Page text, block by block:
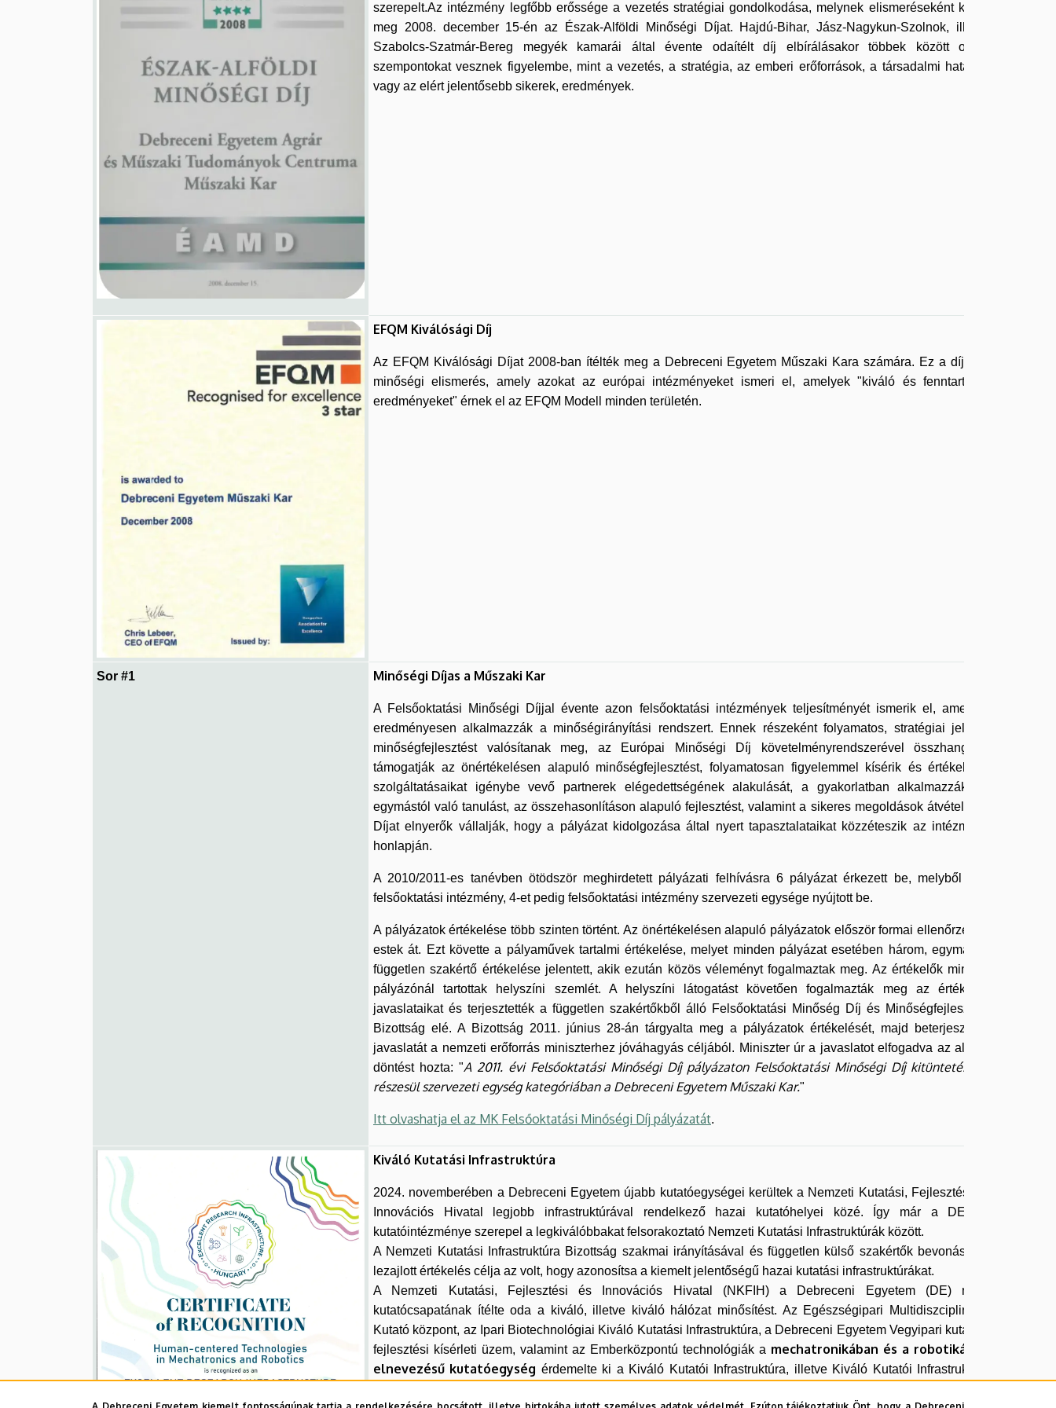
szerepelt.Az intézmény legfőbb erőssége a vezetés stratégiai gondolkodása, melynek elismeréseként kapta
meg 2008. december 15-én az Észak-Alföldi Minőségi Díjat. Hajdú-Bihar, Jász-Nagykun-Szolnok, illetve
Szabolcs-Szatmár-Bereg megyék kamarái által évente odaítélt díj elbírálásakor többek között olyan
szempontokat vesznek figyelembe, mint a vezetés, a stratégia, az emberi erőforrások, a társadalmi hatások
vagy az elért jelentősebb sikerek, eredmények.
EFQM Kiválósági Díj
Az EFQM Kiválósági Díjat 2008-ban ítélték meg a Debreceni Egyetem Műszaki Kara számára. Ez a díj egy
minőségi elismerés, amely azokat az európai intézményeket ismeri el, amelyek "kiváló és fenntartható
eredményeket" érnek el az EFQM Modell minden területén.
Sor #1 Minőségi Díjas a Műszaki Kar
A Felsőoktatási Minőségi Díjjal évente azon felsőoktatási intézmények teljesítményét ismerik el, amelyek
eredményesen alkalmazzák a minőségirányítási rendszert. Ennek részeként folyamatos, stratégiai jellegű
minőségfejlesztést valósítanak meg, az Európai Minőségi Díj követelményrendszerével összhangban
támogatják az önértékelésen alapuló minőségfejlesztést, folyamatosan figyelemmel kísérik és értékelik a
szolgáltatásaikat igénybe vevő partnerek elégedettségének alakulását, a gyakorlatban alkalmazzák az
egymástól való tanulást, az összehasonlításon alapuló fejlesztést, valamint a sikeres megoldások átvételét. A
Díjat elnyerők vállalják, hogy a pályázat kidolgozása által nyert tapasztalataikat közzéteszik az intézmény
honlapján.
A 2010/2011-es tanévben ötödször meghirdetett pályázati felhívásra 6 pályázat érkezett be, melyből 2-őt
felsőoktatási intézmény, 4-et pedig felsőoktatási intézmény szervezeti egysége nyújtott be.
A pályázatok értékelése több szinten történt. Az önértékelésen alapuló pályázatok először formai ellenőrzésen
estek át. Ezt követte a pályaművek tartalmi értékelése, melyet minden pályázat esetében három, egymástól
független szakértő értékelése jelentett, akik ezután közös véleményt fogalmaztak meg. Az értékelők minden
pályázónál tartottak helyszíni szemlét. A helyszíni látogatást követően fogalmazták meg az értékelők
javaslataikat és terjesztették a független szakértőkből álló Felsőoktatási Minőség Díj és Minőségfejlesztési
Bizottság elé. A Bizottság 2011. június 28-án tárgyalta meg a pályázatok értékelését, majd beterjesztette
javaslatát a nemzeti erőforrás miniszterhez jóváhagyás céljából. Miniszter úr a javaslatot elfogadva az alábbi
döntést hozta: "A 2011. évi Felsőoktatási Minőségi Díj pályázaton Felsőoktatási Minőségi Díj kitüntetésben
részesül szervezeti egység kategóriában a Debreceni Egyetem Műszaki Kar."
Itt olvashatja el az MK Felsőoktatási Minőségi Díj pályázatát.
Kiváló Kutatási Infrastruktúra
2024. novemberében a Debreceni Egyetem újabb kutatóegységei kerültek a Nemzeti Kutatási, Fejlesztési és
Innovációs Hivatal legjobb infrastruktúrával rendelkező hazai kutatóhelyei közé. Így már a DE 11
kutatóintézménye szerepel a legkiválóbbakat felsorakoztató Nemzeti Kutatási Infrastruktúrák között.
A Nemzeti Kutatási Infrastruktúra Bizottság szakmai irányításával és független külső szakértők bevonásával
lezajlott értékelés célja az volt, hogy azonosítsa a kiemelt jelentőségű hazai kutatási infrastruktúrákat.
A Nemzeti Kutatási, Fejlesztési és Innovációs Hivatal (NKFIH) a Debreceni Egyetem (DE) négy
kutatócsapatának ítélte oda a kiváló, illetve kiváló hálózat minősítést. Az Egészségipari Multidiszciplináris
Kutató központ, az Ipari Biotechnológiai Kiváló Kutatási Infrastruktúra, a Debreceni Egyetem Vegyipari kutatás-
fejlesztési kísérleti üzem, valamint az Emberközpontú technológiák a mechatronikában és a robotikában
elnevezésű kutatóegység érdemelte ki a Kiváló Kutatói Infrastruktúra, illetve Kiváló Kutatói Infrastruktúra